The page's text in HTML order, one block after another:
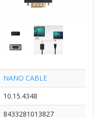
NANO CABLE
10.15.4348
8433281013827